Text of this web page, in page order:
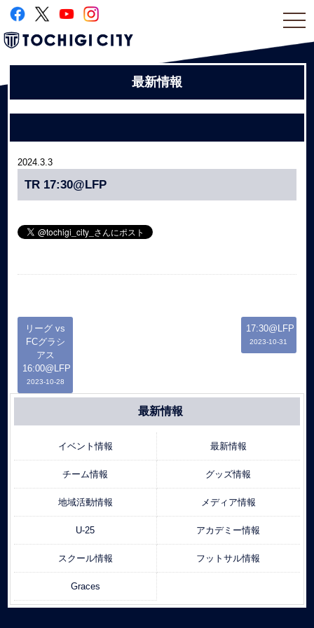
最新情報
2024.3.3
TR 17:30@LFP
リーグ vs
FCグラシ
アス
16:00@LFP
2023-10-28
17:30@LFP
2023-10-31
最新情報
イベント情報 最新情報
チーム情報 グッズ情報
地域活動情報 メディア情報
U-25 アカデミー情報
スクール情報 フットサル情報
Graces